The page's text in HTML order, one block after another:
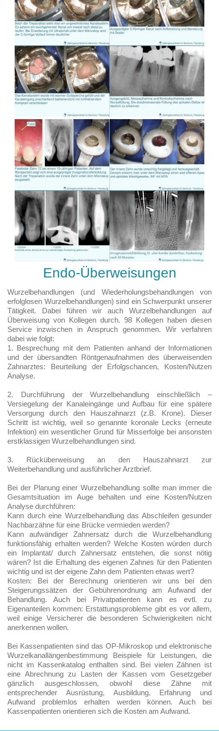
Endo-Überweisungen
Wurzelbehandlungen (und Wiederholungsbehandlungen von
erfolglosen Wurzelbehandlungen) sind ein Schwerpunkt unserer
Tätigkeit. Dabei führen wir auch Wurzelbehandlungen auf
Überweisung von Kollegen durch. 98 Kollegen haben diesen
Service inzwischen in Anspruch genommen. Wir verfahren
dabei wie folgt:
1. Besprechung mit dem Patienten anhand der Informationen
und der übersandten Röntgenaufnahmen des überweisenden
Zahnarztes: Beurteilung der Erfolgschancen, Kosten/Nutzen
Analyse.
2. Durchführung der Wurzelbehandlung einschließlich –
Versiegelung der Kanaleingänge und Aufbau für eine spätere
Versorgung durch den Hauszahnarzt (z.B. Krone). Dieser
Schritt ist wichtig, weil so genannte koronale Lecks (erneute
Infektion) ein wesentlicher Grund für Misserfolge bei ansonsten
erstklassigen Wurzelbehandlungen sind.
3. Rücküberweisung an den Hauszahnarzt zur
Weiterbehandlung und ausführlicher Arztbrief.
Bei der Planung einer Wurzelbehandlung sollte man immer die
Gesamtsituation im Auge behalten und eine Kosten/Nutzen
Analyse durchführen:
Kann durch eine Wurzelbehandlung das Abschleifen gesunder
Nachbarzähne für eine Brücke vermieden werden?
Kann aufwändiger Zahnersatz durch die Wurzelbehandlung
funktionsfähig erhalten werden? Welche Kosten würden durch
ein Implantat/ durch Zahnersatz entstehen, die sonst nötig
wären? Ist die Erhaltung des eigenen Zahnes für den Patienten
wichtig und ist der eigene Zahn dem Patienten etwas wert?
Kosten: Bei der Berechnung orientieren wir uns bei den
Steigerungssätzen der Gebührenordnung am Aufwand der
Behandlung. Auch bei Privatpatienten kann es evtl. zu
Eigenanteilen kommen: Erstattungsprobleme gibt es vor allem,
weil einige Versicherer die besonderen Schwierigkeiten nicht
anerkennen wollen.
Bei Kassenpatienten sind das OP-Mikroskop und elektronische
Wurzelkanallängenbestimmung Beispiele für Leistungen, die
nicht im Kassenkatalog enthalten sind. Bei vielen Zähnen ist
eine Abrechnung zu Lasten der Kassen vom Gesetzgeber
gänzlich ausgeschlossen, obwohl diese Zähne mit
entsprechender Ausrüstung, Ausbildung, Erfahrung und
Aufwand problemlos erhalten werden können. Auch bei
Kassenpatienten orientieren sich die Kosten am Aufwand.